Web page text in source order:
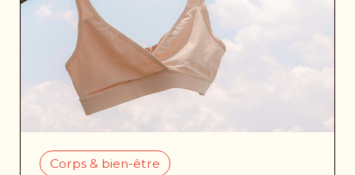
Corps & bien-être